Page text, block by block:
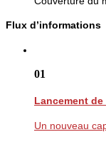
Flux d’informations
01
Lancement de
Un nouveau